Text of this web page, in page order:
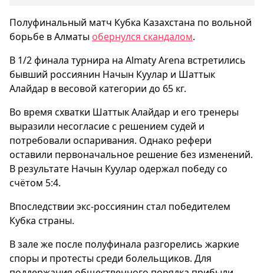
Полуфинальный матч Кубка Казахстана по вольной
борьбе в Алматы обернулся скандалом.
В 1/2 финала турнира на Almaty Arena встретились
бывший россиянин Начын Куулар и Шаттык
Алайдар в весовой категории до 65 кг.
Во время схватки Шаттык Алайдар и его тренеры
выразили несогласие с решением судей и
потребовали оспаривания. Однако рефери
оставили первоначальное решение без изменений.
В результате Начын Куулар одержал победу со
счётом 5:4.
Впоследствии экс-россиянин стал победителем
Кубка страны.
В зале же после полуфинала разгорелись жаркие
споры и протесты среди болельщиков. Для